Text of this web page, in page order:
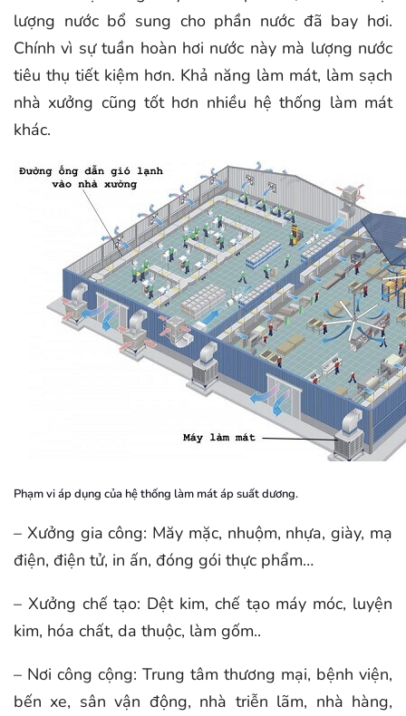
lượng nước bổ sung cho phần nước đã bay hơi.
Chính vì sự tuần hoàn hơi nước này mà lượng nước
tiêu thụ tiết kiệm hơn. Khả năng làm mát, làm sạch
nhà xưởng cũng tốt hơn nhiều hệ thống làm mát
khác.
Phạm vi áp dụng của hệ thống làm mát áp suất dương.
– Xưởng gia công: Măy mặc, nhuộm, nhựa, giày, mạ
điện, điện tử, in ấn, đóng gói thực phẩm…
– Xưởng chế tạo: Dệt kim, chế tạo máy móc, luyện
kim, hóa chất, da thuộc, làm gốm..
– Nơi công cộng: Trung tâm thương mại, bệnh viện,
bến xe, sân vận động, nhà triễn lãm, nhà hàng,